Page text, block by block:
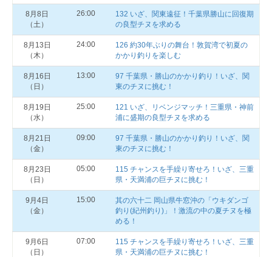
8月8日
（土）
26:00
132 いざ、関東遠征！千葉県勝山に回復期
の良型チヌを求める
8月13日
（木）
24:00
126 約30年ぶりの舞台！敦賀湾で初夏の
かかり釣りを楽しむ
8月16日
（日）
13:00
97 千葉県・勝山のかかり釣り！いざ、関
東のチヌに挑む！
8月19日
（水）
25:00
121 いざ、リベンジマッチ！三重県・神前
浦に盛期の良型チヌを求める
8月21日
（金）
09:00
97 千葉県・勝山のかかり釣り！いざ、関
東のチヌに挑む！
8月23日
（日）
05:00
115 チャンスを手繰り寄せろ！いざ、三重
県・天満浦の巨チヌに挑む！
9月4日
（金）
15:00
其の六十二 岡山県牛窓沖の「ウキダンゴ
釣り(紀州釣り)」！激流の中の夏チヌを極
める！
9月6日
（日）
07:00
115 チャンスを手繰り寄せろ！いざ、三重
県・天満浦の巨チヌに挑む！